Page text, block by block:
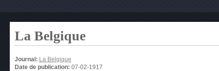
La Belgique
Journal: La Belgique
Date de publication: 07-02-1917